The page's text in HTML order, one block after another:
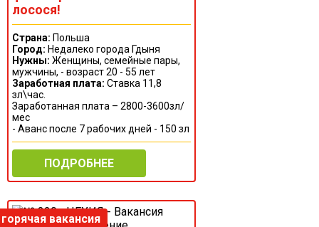
лосося!
Страна: Польша
Город: Недалеко города Гдыня
Нужны: Женщины, семейные пары,
мужчины, - возраст 20 - 55 лет
Заработная плата: Ставка 11,8
зл\час.
Заработанная плата – 2800-3600зл/
мес
- Аванс после 7 рабочих дней - 150 зл
ПОДРОБНЕЕ